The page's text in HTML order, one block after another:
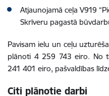
Atjaunojamā ceļa V919
Skrīveru pagastā
Pavisam ielu un ceļu
plānoti 4 259 743 eiro. No
241 401 eiro, pašvaldības
Citi plānotie darbi